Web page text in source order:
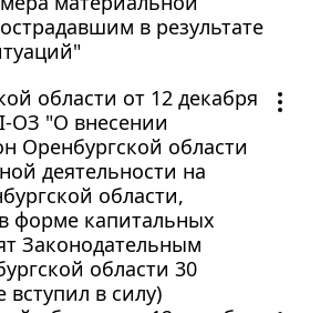
в результате
области от 12 декабря
ОЗ "О внесении
Оренбургской области
деятельности на
области,
форме капитальных
Законодательным
области 30
вступил в силу)